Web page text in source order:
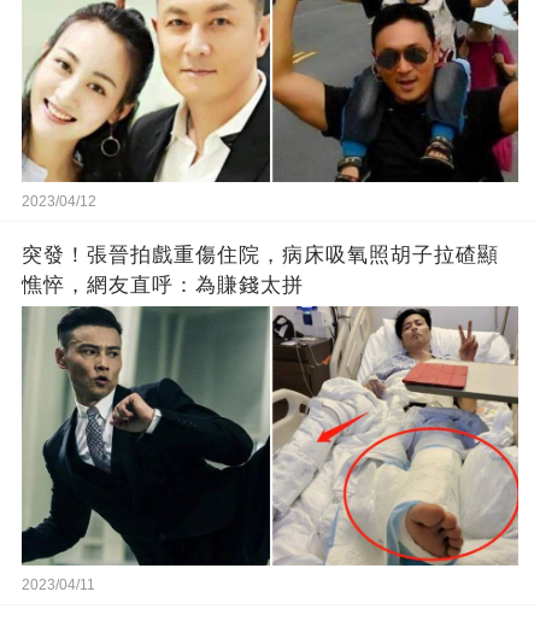
2023/04/12
突發！張晉拍戲重傷住院，病床吸氧照胡子拉碴顯
憔悴，網友直呼：為賺錢太拼
2023/04/11